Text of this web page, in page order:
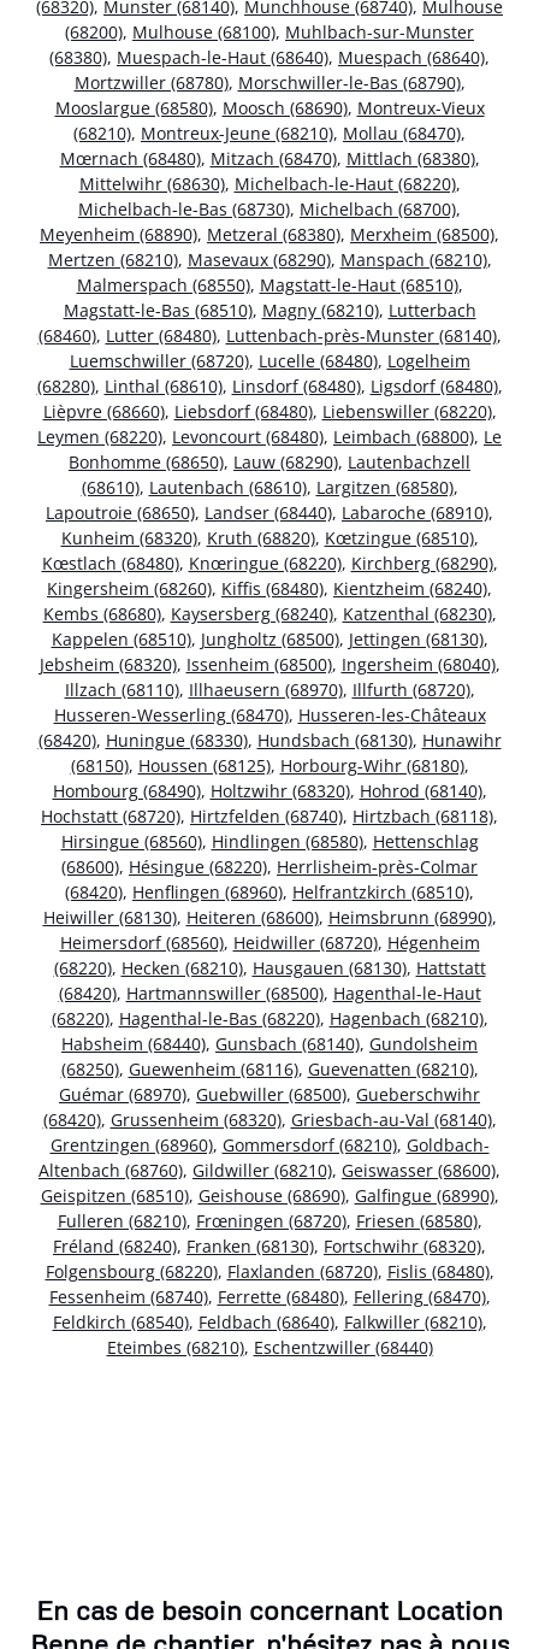
(68320), Munster (68140), Munchhouse (68740), Mulhouse
(68200), Mulhouse (68100), Muhlbach-sur-Munster
(68380), Muespach-le-Haut (68640), Muespach (68640),
Mortzwiller (68780), Morschwiller-le-Bas (68790),
Mooslargue (68580), Moosch (68690), Montreux-Vieux
(68210), Montreux-Jeune (68210), Mollau (68470),
Mœrnach (68480), Mitzach (68470), Mittlach (68380),
Mittelwihr (68630), Michelbach-le-Haut (68220),
Michelbach-le-Bas (68730), Michelbach (68700),
Meyenheim (68890), Metzeral (68380), Merxheim (68500),
Mertzen (68210), Masevaux (68290), Manspach (68210),
Malmerspach (68550), Magstatt-le-Haut (68510),
Magstatt-le-Bas (68510), Magny (68210), Lutterbach
(68460), Lutter (68480), Luttenbach-près-Munster (68140),
Luemschwiller (68720), Lucelle (68480), Logelheim
(68280), Linthal (68610), Linsdorf (68480), Ligsdorf (68480),
Lièpvre (68660), Liebsdorf (68480), Liebenswiller (68220),
Leymen (68220), Levoncourt (68480), Leimbach (68800), Le
Bonhomme (68650), Lauw (68290), Lautenbachzell
(68610), Lautenbach (68610), Largitzen (68580),
Lapoutroie (68650), Landser (68440), Labaroche (68910),
Kunheim (68320), Kruth (68820), Kœtzingue (68510),
Kœstlach (68480), Knœringue (68220), Kirchberg (68290),
Kingersheim (68260), Kiffis (68480), Kientzheim (68240),
Kembs (68680), Kaysersberg (68240), Katzenthal (68230),
Kappelen (68510), Jungholtz (68500), Jettingen (68130),
Jebsheim (68320), Issenheim (68500), Ingersheim (68040),
Illzach (68110), Illhaeusern (68970), Illfurth (68720),
Husseren-Wesserling (68470), Husseren-les-Châteaux
(68420), Huningue (68330), Hundsbach (68130), Hunawihr
(68150), Houssen (68125), Horbourg-Wihr (68180),
Hombourg (68490), Holtzwihr (68320), Hohrod (68140),
Hochstatt (68720), Hirtzfelden (68740), Hirtzbach (68118),
Hirsingue (68560), Hindlingen (68580), Hettenschlag
(68600), Hésingue (68220), Herrlisheim-près-Colmar
(68420), Henflingen (68960), Helfrantzkirch (68510),
Heiwiller (68130), Heiteren (68600), Heimsbrunn (68990),
Heimersdorf (68560), Heidwiller (68720), Hégenheim
(68220), Hecken (68210), Hausgauen (68130), Hattstatt
(68420), Hartmannswiller (68500), Hagenthal-le-Haut
(68220), Hagenthal-le-Bas (68220), Hagenbach (68210),
Habsheim (68440), Gunsbach (68140), Gundolsheim
(68250), Guewenheim (68116), Guevenatten (68210),
Guémar (68970), Guebwiller (68500), Gueberschwihr
(68420), Grussenheim (68320), Griesbach-au-Val (68140),
Grentzingen (68960), Gommersdorf (68210), Goldbach-
Altenbach (68760), Gildwiller (68210), Geiswasser (68600),
Geispitzen (68510), Geishouse (68690), Galfingue (68990),
Fulleren (68210), Frœningen (68720), Friesen (68580),
Fréland (68240), Franken (68130), Fortschwihr (68320),
Folgensbourg (68220), Flaxlanden (68720), Fislis (68480),
Fessenheim (68740), Ferrette (68480), Fellering (68470),
Feldkirch (68540), Feldbach (68640), Falkwiller (68210),
Eteimbes (68210), Eschentzwiller (68440)
En cas de besoin concernant Location